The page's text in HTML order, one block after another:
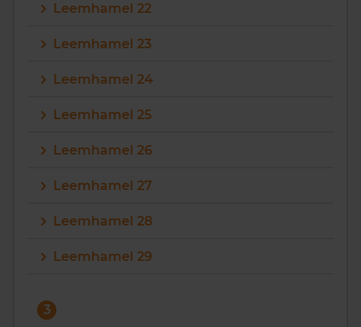
Leemhamel 22
Leemhamel 23
Leemhamel 24
Leemhamel 25
Leemhamel 26
Leemhamel 27
Leemhamel 28
Leemhamel 29
3